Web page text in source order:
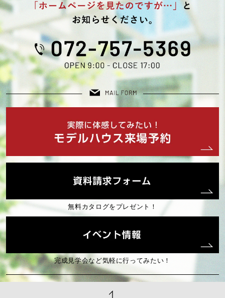
することがあります。また，ユーザーと提携先などとの間
でなされたユーザーの個人情報を含む取引記録や，決済に
関する情報を当社の提携先（情報提供元，広告主，広告配
信先などを含みます。以下，｢提携先｣といいます。）など
から収集することがあります。
当社は，ユーザーについて，利用したサービスやソフトウ
エア，購入した商品，閲覧したページや広告の履歴，検索
した検索キーワード，利用日時，利用方法，利用環境（携
帯端末を通じてご利用の場合の当該端末の通信状態，利用
に際しての各種設定情報なども含みます），IPアドレス，
情報および特性情報を，ユーザーが当社や提携先のサービ
スを利用しまたはページを閲覧する際に収集します。
当社が個人情報を収集・利用する目的は，以下のとおりで
す。
（1）ユーザーに自分の登録情報の閲覧や修正，利用状況の
方法などの登録情報，利用されたサービスや購入された商
（2）ユーザーにお知らせや連絡をするためにメールアドレ
スを利用する場合やユーザーに商品を送付したり必要に応
じて連絡したりするため，氏名や住所などの連絡先情報を
無料カタログをプレゼント！
完成見学会など気軽に行ってみたい！